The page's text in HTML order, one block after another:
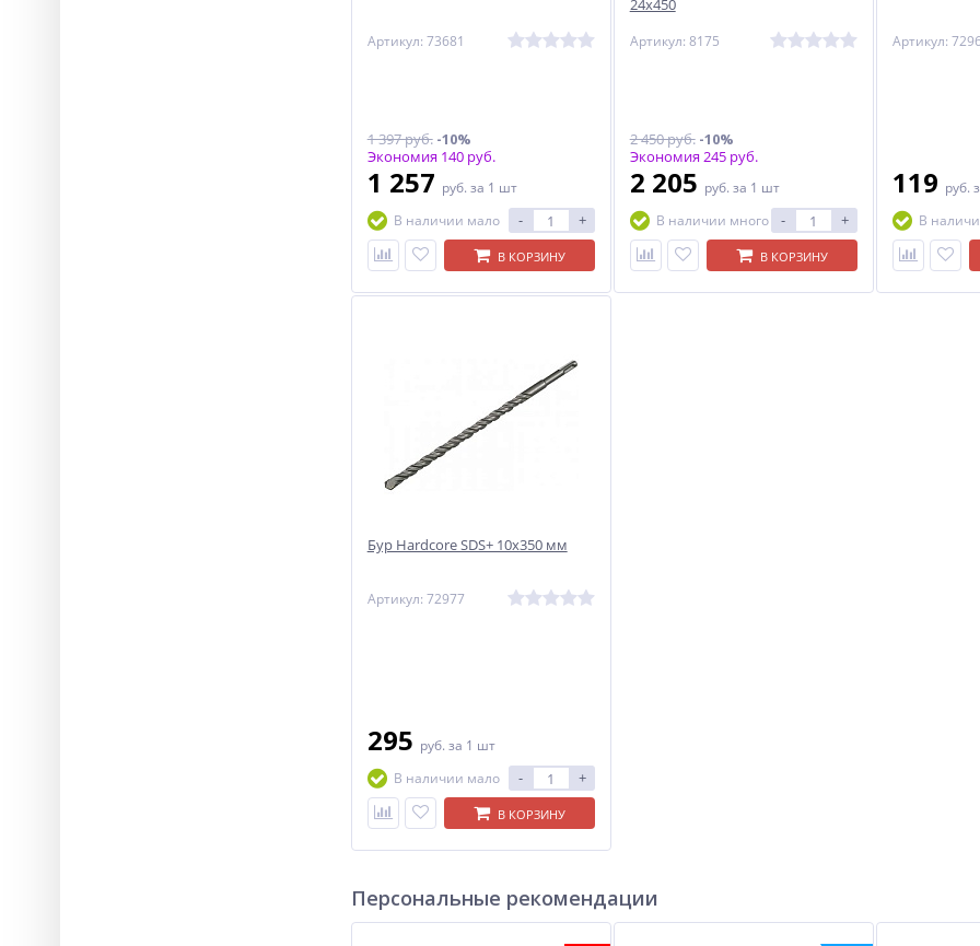
Артикул: 73681
1 397 руб.-10%
Экономия 140 руб.
1 257 руб. за 1 шт
В наличии мало
- +
В КОРЗИНУ
24х450
Артикул: 8175
2 450 руб.-10%
Экономия 245 руб.
2 205 руб. за 1 шт
В наличии много
- +
В КОРЗИНУ
Артикул:
119 руб.
В
Бур Hardcore SDS+ 10х350 мм
Артикул: 72977
295 руб. за 1 шт
В наличии мало
- +
В КОРЗИНУ
Персональные рекомендации